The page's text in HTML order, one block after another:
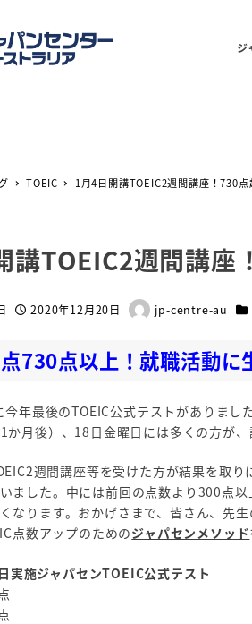
ジ
TOEIC 1月4日開講TOEIC2週間講座！730点
講TOEIC2週間講座
投稿日2020年12月20日
著
jp-centre-au カ
730点以上！就職活動に
年最後のTOEIC公式テストがありま
1か月後）、18日金曜日には多くの方が
週間講座等を受けた方が結果を取
ました。中には前回の点数より300点
なります。おかげさまで、皆さん、先
点数アップのためのジャパセンメソッド
実施ジャパセンTOEIC公式テスト